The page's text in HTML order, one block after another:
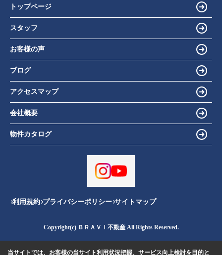
トップページ
スタッフ
お客様の声
ブログ
アクセスマップ
会社概要
物件カタログ
利用規約 プライバシーポリシー サイトマップ
Copyright(c) ＢＲＡＶＩ不動産 All Rights Reserved.
当サイトでは、お客様の当サイト利用状況把握、サービス向上検討を目的と